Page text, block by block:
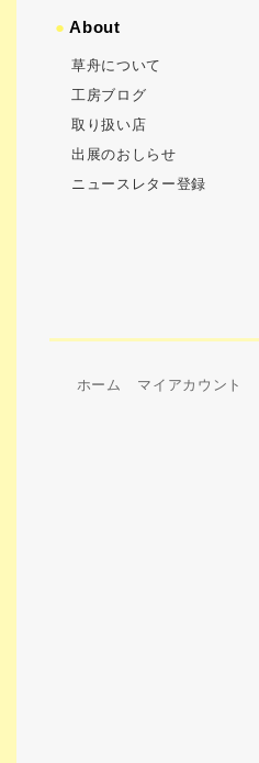
●About
草舟について
工房ブログ
取り扱い店
出展のおしらせ
ニュースレター登録
ホーム マイアカウント